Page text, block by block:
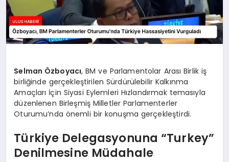
Selman Özboyacı, BM ve Parlamentolar Arası Birlik iş
birliğinde gerçekleştirilen Sürdürülebilir Kalkınma
Amaçları İçin Siyasi Eylemleri Hızlandırmak temasıyla
düzenlenen Birleşmiş Milletler Parlamenterler
Oturumu’nda önemli bir konuşma gerçekleştirdi.
Türkiye Delegasyonuna “Turkey”
Denilmesine Müdahale